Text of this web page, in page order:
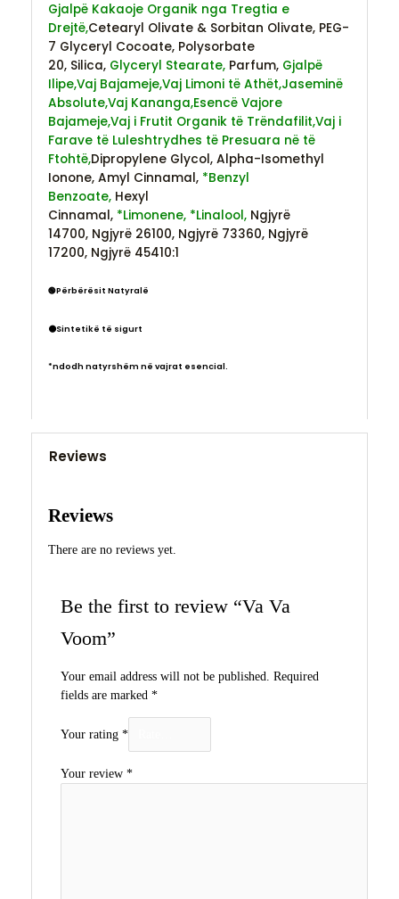
Gjalpë Kakaoje Organik nga Tregtia e
Drejtë,Cetearyl Olivate & Sorbitan Olivate, PEG-
7 Glyceryl Cocoate, Polysorbate
20, Silica, Glyceryl Stearate, Parfum, Gjalpë
Ilipe,Vaj Bajameje,Vaj Limoni të Athët,Jaseminë
Absolute,Vaj Kananga,Esencë Vajore
Bajameje,Vaj i Frutit Organik të Trëndafilit,Vaj i
Farave të Luleshtrydhes të Presuara në të
Ftohtë,Dipropylene Glycol, Alpha-Isomethyl
Ionone, Amyl Cinnamal, *Benzyl
Benzoate, Hexyl
Cinnamal, *Limonene, *Linalool, Ngjyrë
14700, Ngjyrë 26100, Ngjyrë 73360, Ngjyrë
17200, Ngjyrë 45410:1
🟢Përbërësit Natyralë
⚫Sintetikë të sigurt
*ndodh natyrshëm në vajrat esencial.
Reviews
Reviews
There are no reviews yet.
Be the first to review “Va Va
Voom”
Your email address will not be published. Required
fields are marked *
Your rating *
Your review *